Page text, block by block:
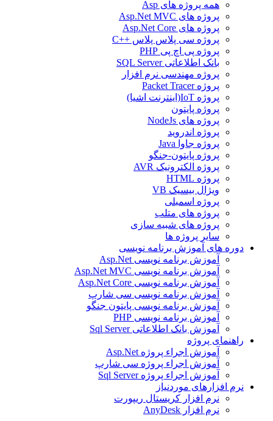
همه پروژه های Asp
پروژه های Asp.Net MVC
پروژه های Asp.Net Core
پروژه سی پلاس پلاس ++C
پروژه پی اچ پی PHP
بانک اطلاعاتی SQL Server
پروژه مهندسی نرم افزار
پروژه Packet Tracer
پروژه IoT(اینترنت اشیا)
پروژه پایتون
پروژه های NodeJs
پروژه اندروید
پروژه جاوا Java
پروژه پایتون-جنگو
پروژه الکترونیک AVR
پروژه HTML
ویژال بیسیک VB
پروژه اسمبلی
پروژه های متلب
پروژه های شبیه سازی
سایر پروژه ها
دوره های آموزش برنامه نویسی
آموزش برنامه نویسی Asp.Net
آموزش برنامه نویسی Asp.Net MVC
آموزش برنامه نویسی Asp.Net Core
آموزش برنامه نویسی سی شارپ
آموزش برنامه نویسی پایتون جنگو
آموزش برنامه نویسی PHP
آموزش بانک اطلاعاتی Sql Server
راهنمای پروژه
آموزش اجراء پروژه Asp.Net
آموزش اجراء پروژه سی شارپ
آموزش اجراء پروژه Sql Server
نرم افزارهای موردنیاز
نرم افزار کریستال ریپورت
نرم افزار AnyDesk